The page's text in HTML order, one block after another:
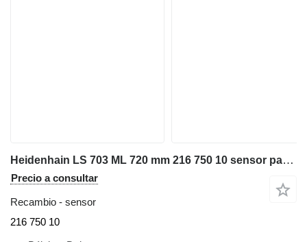
Heidenhain LS 703 ML 720 mm 216 750 10 sensor para maquinaria industrial
Precio a consultar
Recambio - sensor
216 750 10